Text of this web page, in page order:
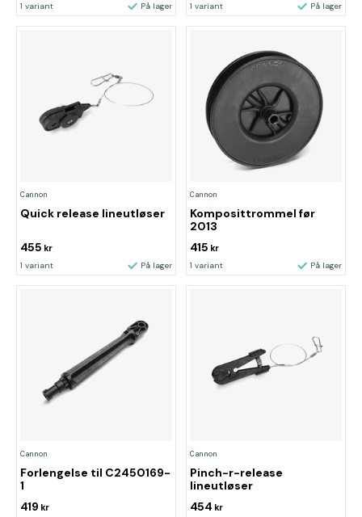
1 variant På lager 1 variant På lager
Cannon
Quick release lineutløser
455 kr
1 variant På lager
Cannon
Komposittrommel før
2013
415 kr
1 variant På lager
Cannon
Forlengelse til C2450169-
1
419 kr
Cannon
Pinch-r-release
lineutløser
454 kr